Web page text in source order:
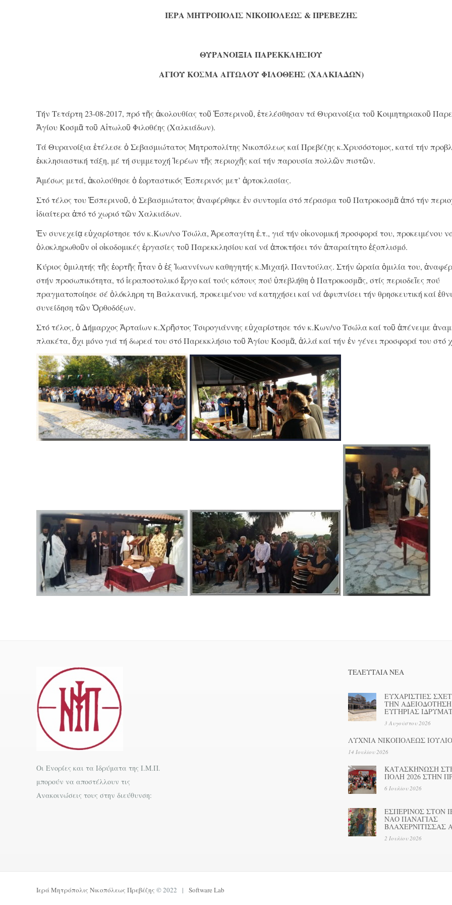
ΙΕΡΑ ΜΗΤΡΟΠΟΛΙΣ ΝΙΚΟΠΟΛΕΩΣ & ΠΡΕΒΕΖΗΣ
ΘΥΡΑΝΟΙΞΙΑ ΠΑΡΕΚΚΛΗΣΙΟΥ
ΑΓΙΟΥ ΚΟΣΜΑ ΑΙΤΩΛΟΥ ΦΙΛΟΘΕΗΣ (ΧΑΛΚΙΑΔΩΝ)
Τήν Τετάρτη 23-08-2017, πρό τῆς ἀκολουθίας τοῦ Ἑσπερινοῦ, ἐτελέσθησαν τά Θυρανοίξια τοῦ Κοιμητηριακοῦ
Ἁγίου Κοσμᾶ τοῦ Αἰτωλοῦ Φιλοθέης (Χαλκιάδων).
Τά Θυρανοίξια ἐτέλεσε ὁ Σεβασμιώτατος Μητροπολίτης Νικοπόλεως καί Πρεβέζης κ.Χρυσόστομος, κατά τήν
ἐκκλησιαστική τάξη, μέ τή συμμετοχή Ἱερέων τῆς περιοχῆς καί τήν παρουσία πολλῶν πιστῶν.
Ἀμέσως μετά, ἀκολούθησε ὁ ἑορταστικός Ἑσπερινός μετ’ ἀρτοκλασίας.
Στό τέλος του Ἑσπερινοῦ, ὁ Σεβασμιώτατος ἀναφέρθηκε ἐν συντομία στό πέρασμα τοῦ Πατροκοσμᾶ ἀπό τήν
ἰδιαίτερα ἀπό τό χωριό τῶν Χαλκιάδων.
Ἐν συνεχείᾳ εὐχαρίστησε τόν κ.Κων/νο Τσώλα, Ἀρεοπαγίτη ἐ.τ., γιά τήν οἰκονομική προσφορά του, προκειμένου
ὁλοκληρωθοῦν οἱ οἰκοδομικές ἐργασίες τοῦ Παρεκκλησίου καί νά ἀποκτήσει τόν ἀπαραίτητο ἐξοπλισμό.
Κύριος ὁμιλητής τῆς ἑορτῆς ἦταν ὁ ἐξ Ἰωαννίνων καθηγητής κ.Μιχαήλ Παντούλας. Στήν ὡραία ὁμιλία του,
στήν προσωπικότητα, τό ἱεραποστολικό ἔργο καί τούς κόπους πού ὑπεβλήθη ὁ Πατροκοσμᾶς, στίς περιοδεῖες πού
πραγματοποίησε σέ ὁλόκληρη τη Βαλκανική, προκειμένου νά κατηχήσει καί νά ἀφυπνίσει τήν θρησκευτική καί
συνείδηση τῶν Ὀρθοδόξων.
Στό τέλος, ὁ Δήμαρχος Ἀρταίων κ.Χρῆστος Τσιρογιάννης εὐχαρίστησε τόν κ.Κων/νο Τσώλα καί τοῦ ἀπένειμε
πλακέτα, ὄχι μόνο γιά τή δωρεά του στό Παρεκκλήσιο τοῦ Ἁγίου Κοσμᾶ, ἀλλά καί τήν ἐν γένει προσφορά του στό
Οι Ενορίες και τα Ιδρύματα της Ι.Μ.Π.
μπορούν να αποστέλλουν τις
Ανακοινώσεις τους στην διεύθυνση:
ΤΕΛΕΥΤΑΊΑ ΝΕΑ
ΕΥΧΑΡΙΣΤΙΕΣ
ΤΗΝ
ΕΥΓΗΡΙΑΣ
3 Αυγούστου 2026
ΛΥΧΝΙΑ ΝΙΚΟΠΟΛΕΩΣ
14 Ιουλίου 2026
ΚΑΤΑΣΚΗΝΩΣΗ
ΠΟΛΗ 2026 ΣΤΗΝ
6 Ιουλίου 2026
ΕΣΠΕΡΙΝΟΣ ΣΤΟΝ
ΝΑΟ ΠΑΝΑΓΙΑΣ
ΒΛΑΧΕΡΝΙΤΙΣΣΑΣ
2 Ιουλίου 2026
Ιερά Μητρόπολις Νικοπόλεως Πρεβέζης © 2022 | Software Lab